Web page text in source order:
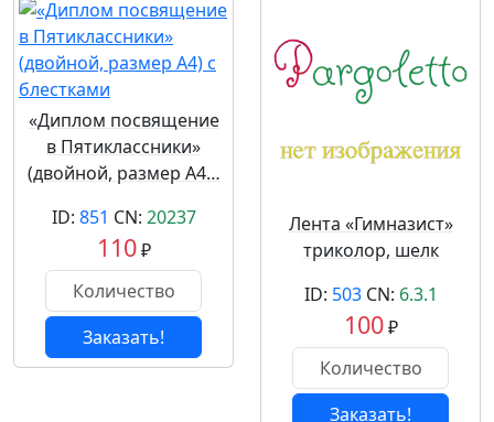
«Диплом посвящение
в Пятиклассники»
(двойной, размер А4…
ID: 851 CN: 20237
110₽
Заказать!
Лента «Гимназист»
триколор, шелк
ID: 503CN: 6.3.1
100₽
Заказать!